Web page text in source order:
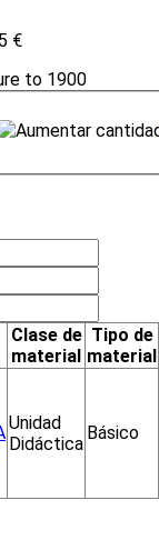
€
Clase de
material
Tipo de
material
Unidad
Didáctica
Básico